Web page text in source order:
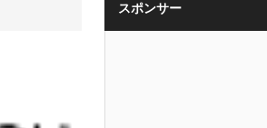
スポンサー